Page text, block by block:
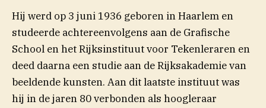
Hij werd op 3 juni 1936 geboren in Haarlem en
studeerde achtereenvolgens aan de Grafische
School en het Rijksinstituut voor Tekenleraren en
deed daarna een studie aan de Rijksakademie van
beeldende kunsten. Aan dit laatste instituut was
hij in de jaren 80 verbonden als hoogleraar